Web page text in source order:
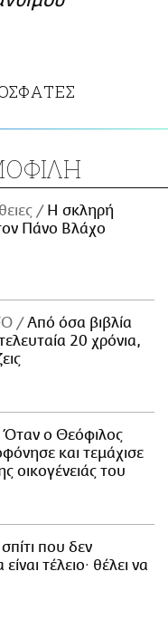
H σκληρή
Πάνο Βλάχο
Από όσα βιβλία
20 χρόνια,
ο Θεόφιλος
και τεμάχισε
οικογένειάς του
που δεν
τέλειο· θέλει να